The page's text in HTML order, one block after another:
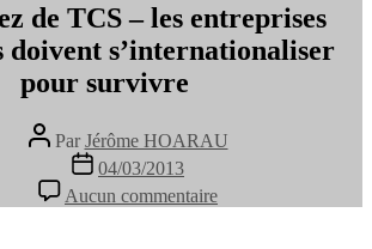
de TCS – les entreprises
doivent s’internationaliser
pour survivre
Auteur
de
l’article
Par Jérôme HOARAU
Date
l’article
04/03/2013
Aucun commentaire
Tomas